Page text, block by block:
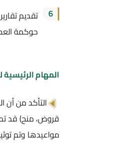
تقديم تقارير بشكل
حوكمة العمل في
المهام الرئيسية لوحدة
التأكد من أن
قروض، منح) قد تم إنفاقها
مواعيدها وتم توثيق ذلك